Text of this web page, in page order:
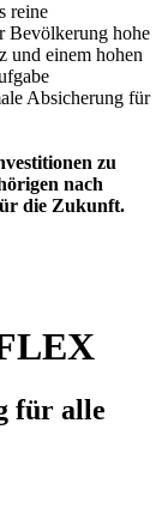
reine
Bevölkerung hohe
und einem hohen
Absicherung für
zu
nach
die Zukunft.
für alle